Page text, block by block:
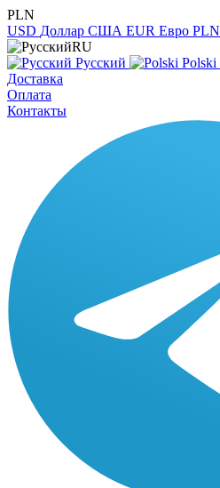
PLN
USD Доллар США EUR Евро PLN
RU
Русский
Polski
Доставка
Оплата
Контакты